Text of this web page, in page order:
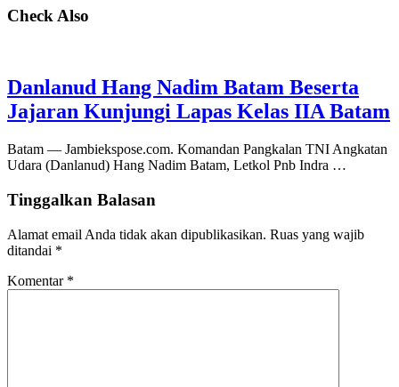
Check Also
Danlanud Hang Nadim Batam Beserta
Jajaran Kunjungi Lapas Kelas IIA Batam
Batam — Jambiekspose.com. Komandan Pangkalan TNI Angkatan
Udara (Danlanud) Hang Nadim Batam, Letkol Pnb Indra …
Tinggalkan Balasan
Alamat email Anda tidak akan dipublikasikan. Ruas yang wajib
ditandai *
Komentar *